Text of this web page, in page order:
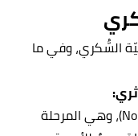
السُّكري، وفي ما
(Nonproliferative diabetic retinopathy)، وهي المرحلة